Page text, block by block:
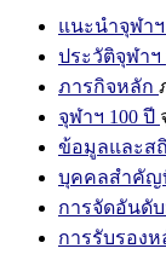
แนะนำจุฬาฯ
ประวัติจุฬาฯ
ภารกิจหลัก
จุฬาฯ 100 ปี
ข้อมูลและส
บุคคลสำคัญ
การจัดอันดั
การรับรอง